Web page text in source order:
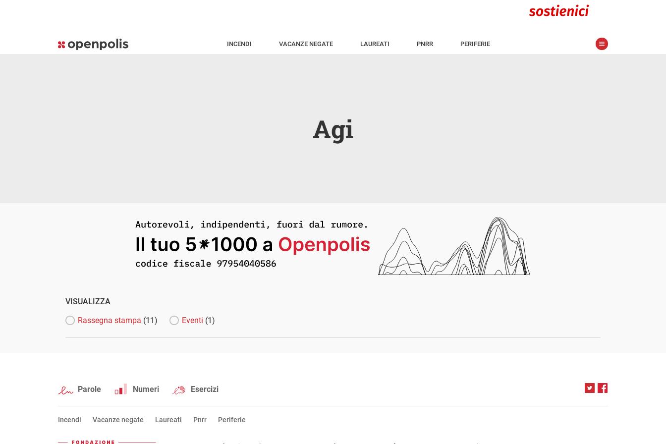
INCENDI VACANZE NEGATE LAUREATI PNRR PERIFERIE
Agi
VISUALIZZA
Rassegna stampa (11) Eventi (1)
Parole Numeri Esercizi
Incendi Vacanze negate Laureati Pnrr Periferie